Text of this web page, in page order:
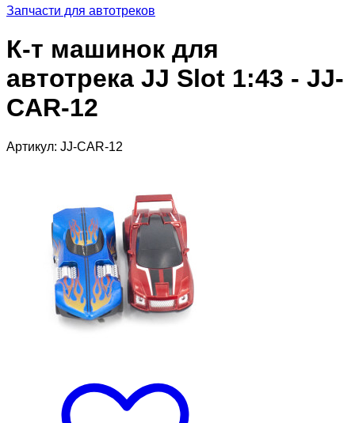
Запчасти для автотреков
К-т машинок для
автотрека JJ Slot 1:43 - JJ-
CAR-12
Артикул: JJ-CAR-12